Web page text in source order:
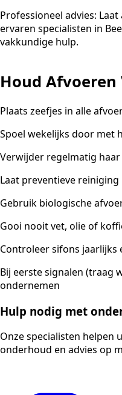
Professioneel advies:
ervaren specialisten in
vakkundige hulp.
Houd Afvoeren
Plaats zeefjes in alle
Spoel wekelijks door met
Verwijder regelmatig
Laat preventieve
Gebruik biologische
Gooi nooit vet, olie of
Controleer sifons jaarlijks
Bij eerste signalen (traag
ondernemen
Hulp nodig met
Onze specialisten helpen
onderhoud en advies op